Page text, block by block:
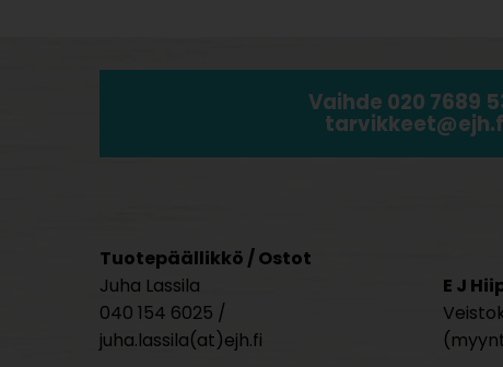
Vaihde 020 7689
Tuotepäällikkö / Ostot
Juha Lassila
040 154 6025 /
juha.lassila(at)ejh.fi
E J